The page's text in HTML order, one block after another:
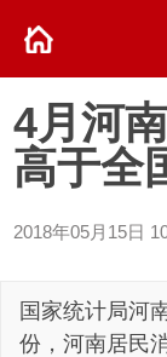
4月河
高于全
2018年05月15日
国家统计局河
份，河南居民